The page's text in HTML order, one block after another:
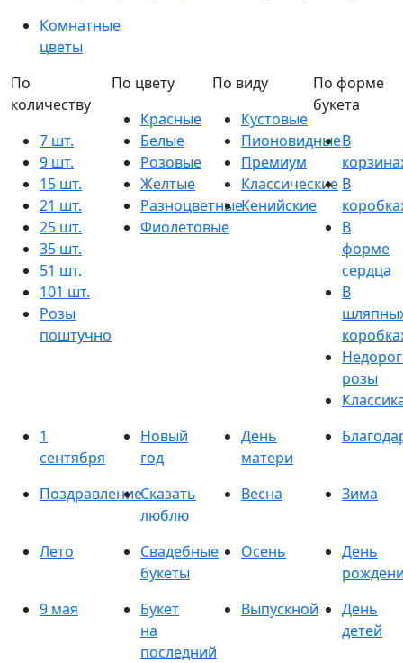
Комнатные
цветы
По
количеству
7 шт.
9 шт.
15 шт.
21 шт.
25 шт.
35 шт.
51 шт.
101 шт.
Розы
поштучно
По цвету
Красные
Белые
Розовые
Желтые
Разноцветные
Фиолетовые
По виду
Кустовые
Пионовидные
Премиум
Классические
Кенийские
По форме
букета
В
В
В
форме
сердца
В
розы
1
сентября
Новый
год
День
матери
ПоздравлениеСказать
люблю
Весна Зима
Лето
Свадебные
букеты
Осень
День
9 мая
Букет
на
последний
Выпускной
День
детей